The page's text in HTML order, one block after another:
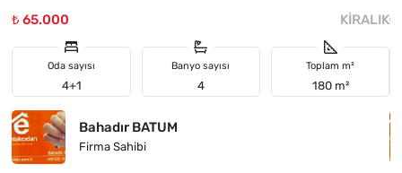
₺ 65.000 KIRALIK
Oda sayısı
4+1
Banyo sayısı
4
Toplam m²
180 m²
Bahadır BATUM
Firma Sahibi
₺